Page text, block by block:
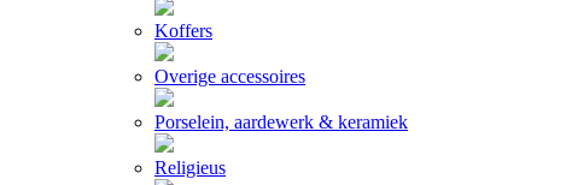
Koffers
Overige accessoires
Porselein, aardewerk & keramiek
Religieus